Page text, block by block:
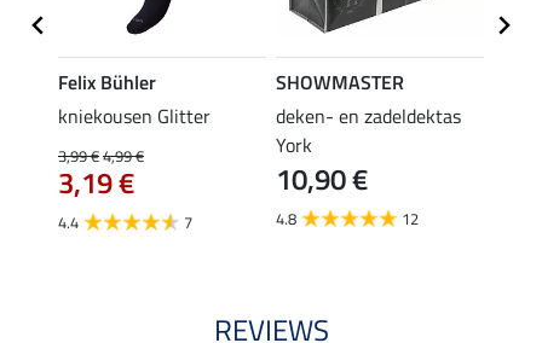
Felix Bühler
kniekousen Glitter
3,99 €4,99 €
3,19 €
4.4 7
SHOWMASTER
deken- en zadeldektas
York
10,90 €
4.8 12
REVIEWS